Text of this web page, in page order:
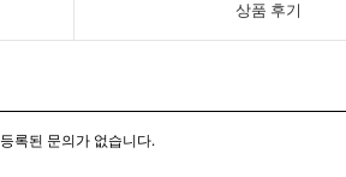
상품 후기
등록된 문의가 없습니다.